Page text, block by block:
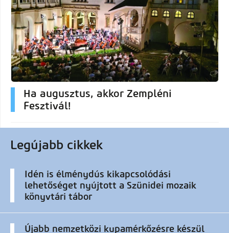
Ha augusztus, akkor Zempléni
Fesztivál!
Legújabb cikkek
Idén is élménydús kikapcsolódási
lehetőséget nyújtott a Szünidei mozaik
könyvtári tábor
Újabb nemzetközi kupamérkőzésre készül